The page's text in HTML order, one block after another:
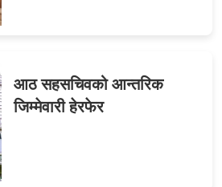
जिम्मेवारी,
आठ सहसचिवको आन्तरिक
जिम्मेवारी हेरफेर